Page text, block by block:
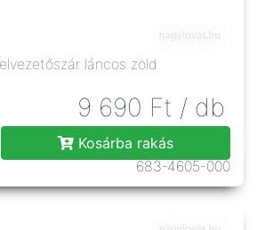
láncos zöld
9 690 Ft / db
Kosárba rakás
683-4605-000